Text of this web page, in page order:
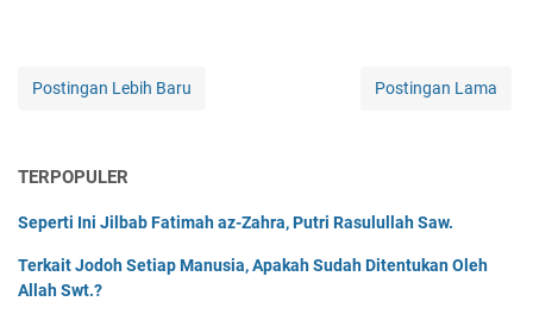
Postingan Lebih Baru Postingan Lama
TERPOPULER
Seperti Ini Jilbab Fatimah az-Zahra, Putri Rasulullah Saw.
Terkait Jodoh Setiap Manusia, Apakah Sudah Ditentukan Oleh
Allah Swt.?